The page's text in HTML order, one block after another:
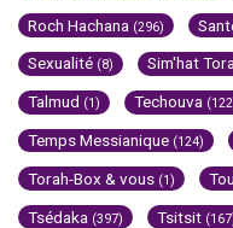
Roch Hachana (296)
Sexualité (8) Sim'hat
Talmud (1) Techouva
Temps Messianique (124)
Torah-Box & vous (1)
Tsédaka (397) Tsitsit